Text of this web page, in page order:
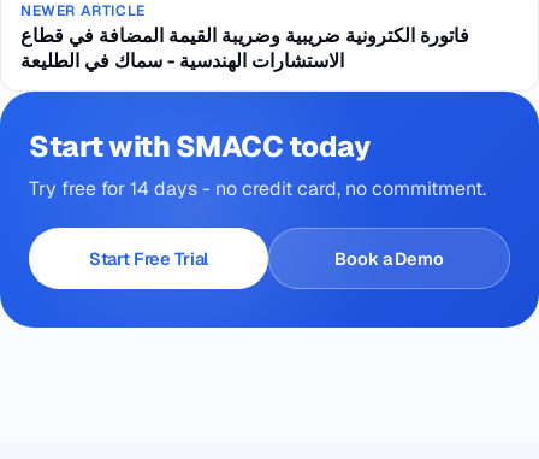
NEWER ARTICLE
فاتورة الكترونية ضريبية وضريبة القيمة المضافة في قطاع
الاستشارات الهندسية - سماك في الطليعة
Start with SMACC today
Try free for 14 days - no credit card, no commitment.
Start Free Trial Book a Demo